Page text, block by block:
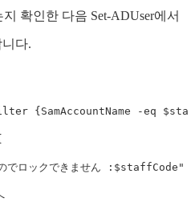
확인한 다음 Set-ADUser에서
다.
{SamAccountName -eq
でロックできません : $staffCode "